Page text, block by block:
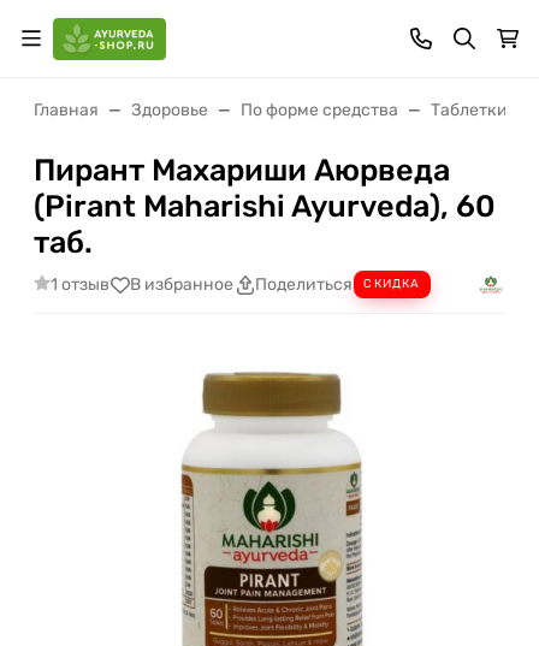
Главная Здоровье По форме средства Таблетки
Пирант Махариши Аюрведа
(Pirant Maharishi Ayurveda), 60
таб.
1 отзыв В избранное Поделиться СКИДКА